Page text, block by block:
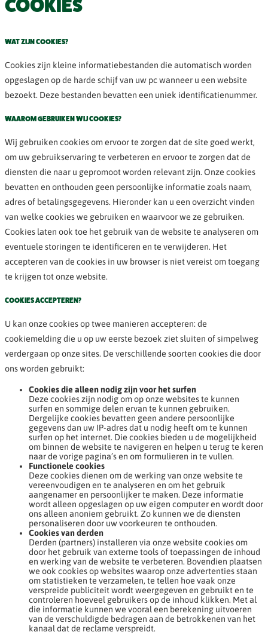
COOKIES
WAT ZIJN COOKIES?
Cookies zijn kleine informatiebestanden die automatisch worden
opgeslagen op de harde schijf van uw pc wanneer u een website
bezoekt. Deze bestanden bevatten een uniek identificatienummer.
WAAROM GEBRUIKEN WIJ COOKIES?
Wij gebruiken cookies om ervoor te zorgen dat de site goed werkt,
om uw gebruikservaring te verbeteren en ervoor te zorgen dat de
diensten die naar u gepromoot worden relevant zijn. Onze cookies
bevatten en onthouden geen persoonlijke informatie zoals naam,
adres of betalingsgegevens. Hieronder kan u een overzicht vinden
van welke cookies we gebruiken en waarvoor we ze gebruiken.
Cookies laten ook toe het gebruik van de website te analyseren om
eventuele storingen te identificeren en te verwijderen. Het
accepteren van de cookies in uw browser is niet vereist om toegang
te krijgen tot onze website.
COOKIES ACCEPTEREN?
U kan onze cookies op twee manieren accepteren: de
cookiemelding die u op uw eerste bezoek ziet sluiten of simpelweg
verdergaan op onze sites. De verschillende soorten cookies die door
ons worden gebruikt:
Cookies die alleen nodig zijn voor het surfen
Deze cookies zijn nodig om op onze websites te kunnen
surfen en sommige delen ervan te kunnen gebruiken.
Dergelijke cookies bevatten geen andere persoonlijke
gegevens dan uw IP-adres dat u nodig heeft om te kunnen
surfen op het internet. Die cookies bieden u de mogelijkheid
om binnen de website te navigeren en helpen u terug te keren
naar de vorige pagina’s en om formulieren in te vullen.
Functionele cookies
Deze cookies dienen om de werking van onze website te
vereenvoudigen en te analyseren en om het gebruik
aangenamer en persoonlijker te maken. Deze informatie
wordt alleen opgeslagen op uw eigen computer en wordt door
ons alleen anoniem gebruikt. Zo kunnen we de diensten
personaliseren door uw voorkeuren te onthouden.
Cookies van derden
Derden (partners) installeren via onze website cookies om
door het gebruik van externe tools of toepassingen de inhoud
en werking van de website te verbeteren. Bovendien plaatsen
we ook cookies op websites waarop onze advertenties staan
om statistieken te verzamelen, te tellen hoe vaak onze
verspreide publiciteit wordt weergegeven en gebruikt en te
controleren hoeveel gebruikers op de inhoud klikken. Met al
die informatie kunnen we vooral een berekening uitvoeren
van de verschuldigde bedragen aan de betrokkenen van het
kanaal dat de reclame verspreidt.